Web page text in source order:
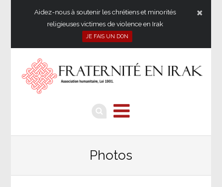
Aidez-nous à soutenir les chrétiens et minorités
religieuses victimes de violence en Irak
JE FAIS UN DON
Photos